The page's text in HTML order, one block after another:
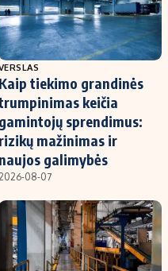
Kaip tiekimo grandinės
keičia
gamintojų sprendimus:
rizikų mažinimas ir
naujos galimybės
08-07